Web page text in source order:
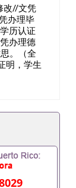
改//文凭
办理毕
历认证
办理德
。（全
明，学生
证可以
假毕业证
以办学
门外
了业怎
业证
毕业证